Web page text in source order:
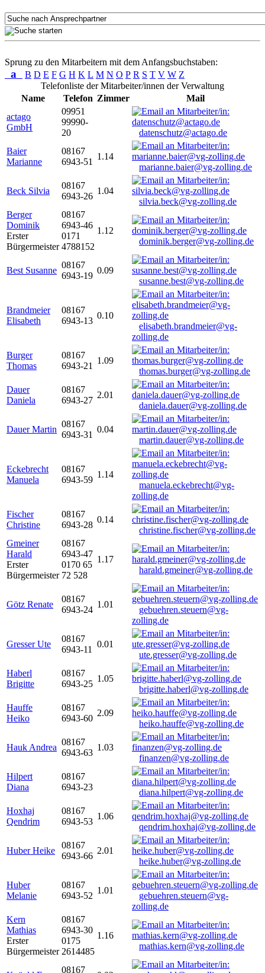
Sprung zu den Mitarbeitern mit dem Anfangsbuchstaben:
a B D E F G H K L M N O P R S T V W Z
Telefonliste der Mitarbeiter/innen der Verwaltung
Name
Telefon Zimmer
Mail
actago
GmbH
09951
99990-
20
datenschutz@actago.de
Baier
Marianne
08167
6943-51
1.14
marianne.baier@vg-zolling.de
Beck Silvia
08167
6943-26
1.04
silvia.beck@vg-zolling.de
Berger
Dominik
Erster
Bürgermeister
08167
6943-46
0171
4788152
1.12
dominik.berger@vg-zolling.de
Best Susanne
08167
6943-19
0.09
susanne.best@vg-zolling.de
Brandmeier
Elisabeth
08167
6943-13
0.10
elisabeth.brandmeier@vg-
zolling.de
Burger
Thomas
08167
6943-21
1.09
thomas.burger@vg-zolling.de
Dauer
Daniela
08167
6943-27
2.01
daniela.dauer@vg-zolling.de
Dauer Martin
08167
6943-31
0.04
martin.dauer@vg-zolling.de
Eckebrecht
Manuela
08167
6943-59
1.14
manuela.eckebrecht@vg-
zolling.de
Fischer
Christine
08167
6943-28
0.14
christine.fischer@vg-zolling.de
Gmeiner
Harald
Erster
Bürgermeister
08167
6943-47
0170 65
72 528
1.17
harald.gmeiner@vg-zolling.de
Götz Renate
08167
6943-24
1.01
gebuehren.steuern@vg-
zolling.de
Gresser Ute
08167
6943-11
0.01
ute.gresser@vg-zolling.de
Haberl
Brigitte
08167
6943-25
1.05
brigitte.haberl@vg-zolling.de
Hauffe
Heiko
08167
6943-60
2.09
heiko.hauffe@vg-zolling.de
Hauk Andrea
08167
6943-63
1.03
finanzen@vg-zolling.de
Hilpert
Diana
08167
6943-23
diana.hilpert@vg-zolling.de
Hoxhaj
Qendrim
08167
6943-53
1.06
qendrim.hoxhaj@vg-zolling.de
Huber Heike
08167
6943-66
2.01
heike.huber@vg-zolling.de
Huber
Melanie
08167
6943-52
1.01
gebuehren.steuern@vg-
zolling.de
Kern
Mathias
Erster
Bürgermeister
08167
6943-30
0175
2614485
1.16
mathias.kern@vg-zolling.de
08167